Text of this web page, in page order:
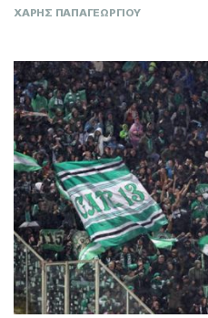
ΧΑΡΗΣ ΠΑΠΑΓΕΩΡΓΙΟΥ